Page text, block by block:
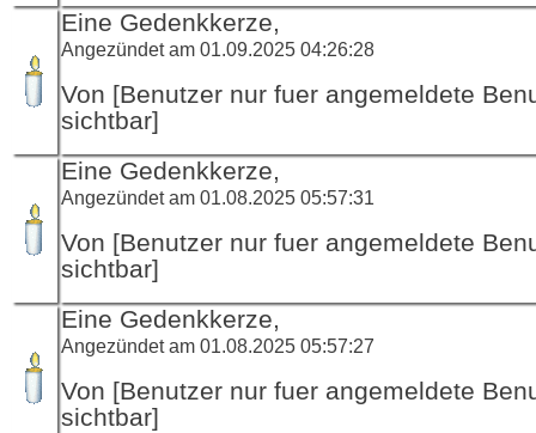
Eine Gedenkkerze,
Angezündet am 01.09.2025 04:26:28
Von [Benutzer nur fuer angemeldete
sichtbar]
Eine Gedenkkerze,
Angezündet am 01.08.2025 05:57:31
Von [Benutzer nur fuer angemeldete
sichtbar]
Eine Gedenkkerze,
Angezündet am 01.08.2025 05:57:27
Von [Benutzer nur fuer angemeldete
sichtbar]